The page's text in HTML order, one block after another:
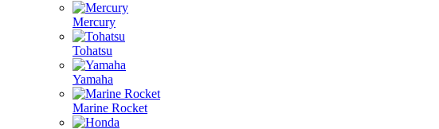
Mercury
Tohatsu
Yamaha
Marine Rocket